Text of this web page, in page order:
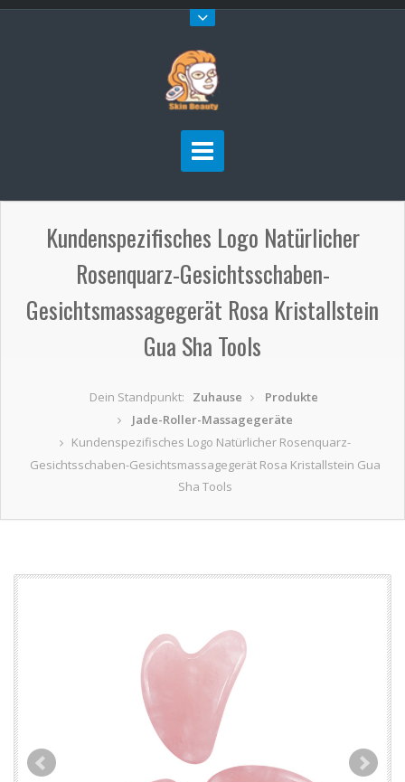
Kundenspezifisches Logo Natürlicher
Rosenquarz-Gesichtsschaben-
Gesichtsmassagegerät Rosa Kristallstein
Gua Sha Tools
Dein Standpunkt: Zuhause
Produkte
Jade-Roller-Massagegeräte
Kundenspezifisches Logo Natürlicher Rosenquarz-
Gesichtsschaben-Gesichtsmassagegerät Rosa Kristallstein Gua
Sha Tools